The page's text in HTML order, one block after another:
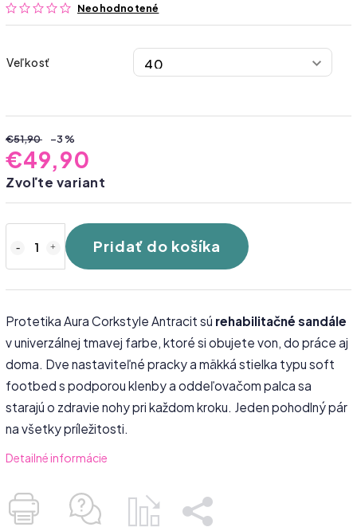
Neohodnotené
Veľkosť
€51,90 –3 %
€49,90
Zvoľte variant
Pridať do košíka
Protetika Aura Corkstyle Antracit sú rehabilitačné sandále
v univerzálnej tmavej farbe, ktoré si obujete von, do práce aj
doma. Dve nastaviteľné pracky a mäkká stielka typu soft
footbed s podporou klenby a oddeľovačom palca sa
starajú o zdravie nohy pri každom kroku. Jeden pohodlný pár
na všetky príležitosti.
Detailné informácie